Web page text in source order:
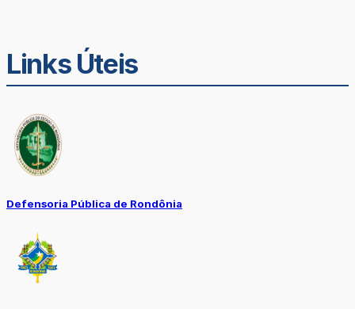
Links Úteis
Defensoria Pública de Rondônia